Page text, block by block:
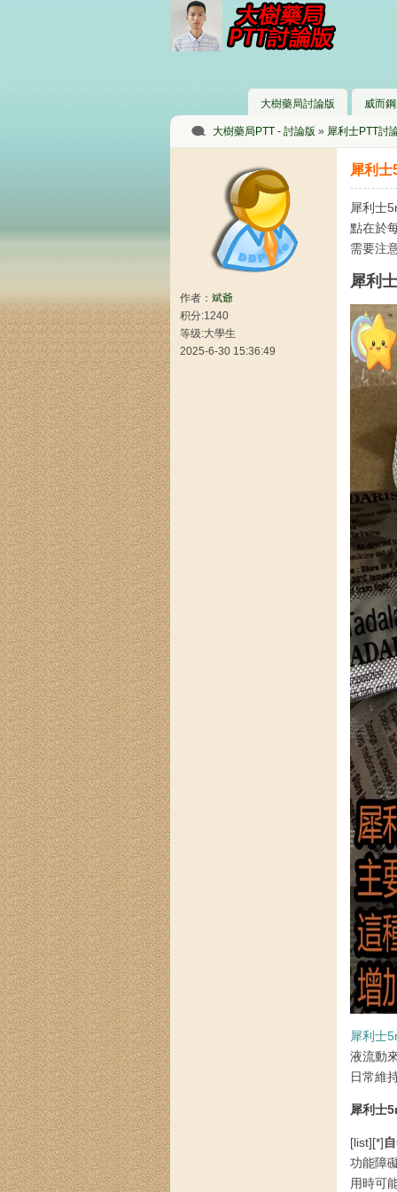
大樹藥局討論版 威而
大樹藥局PTT - 討論版 » 犀利士PTT討
作者： 斌爺
积分:1240
等级:大學生
2025-6-30 15:36:49
犀利
犀利士
點在於
需要注
犀利
犀利士
液流動
日常維
犀利士
[list][*]
功能障
用時可